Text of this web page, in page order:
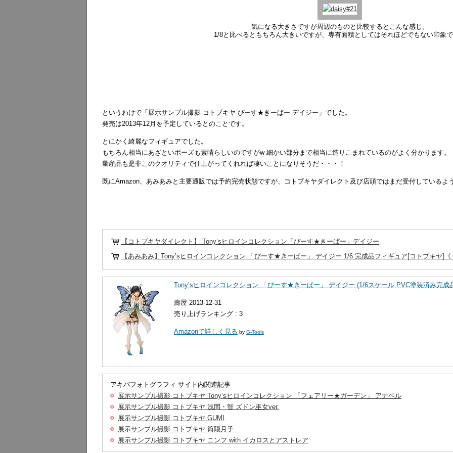
気になる大きさですが周辺のものと比較するとこんな感じ。
1/8と比べるともちろん大きいですが、専有面積としてはそれほどでもない印象で
というわけで「展示サンプル撮影 コトブキヤ ぴーす★きーぱー デイジー」でした。
発売は2013年12月を予定しているとのことです。
とにかく綺麗なフィギュアでした。
もちろん相当にあざといポーズも素晴らしいのですがw 細かい部分まで相当に造りこまれているのがよく分かります。
量産品も是非このクオリティで仕上がってくれれば凄いことになりそうだ・・・！
既にAmazon、あみあみと主要通販では予約完売状態ですが、コトブキヤダイレクト及び店頭ではまだ受付しているよう
【コトブキヤダイレクト】 Tony’sヒロインコレクション「ぴーす★きーぱー」デイジー
【あみあみ】Tony’sヒロインコレクション 「ぴーす★きーぱー」 デイジー 1/6 完成品フィギュア[コトブキヤ]《
Tony’sヒロインコレクション 「ぴーす★きーぱー」 デイジー (1/6スケール PVC塗装済み完成
壽屋 2013-12-31
売り上げランキング : 3
Amazonで詳しく見る by G-Tools
アキバフォトグラフィ サイト内関連記事
展示サンプル撮影 コトブキヤ Tony’sヒロインコレクション 「フェアリー★ガーデン」 アナベル
展示サンプル撮影 コトブキヤ 浅間・智 ズドン巫女ver.
展示サンプル撮影 コトブキヤ GUMI
展示サンプル撮影 コトブキヤ 筒隠月子
展示サンプル撮影 コトブキヤ ニンフ with イカロスとアストレア